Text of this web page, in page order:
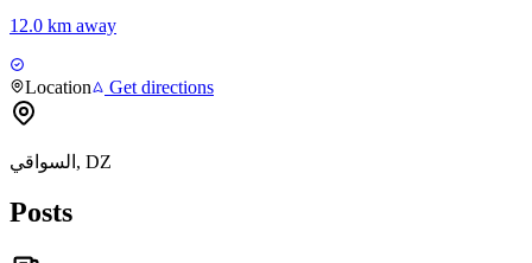
12.0 km away
Location Get directions
السواقي, DZ
Posts